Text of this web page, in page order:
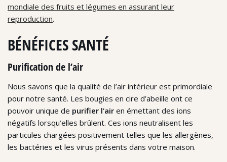
mondiale des fruits et légumes en assurant leur
reproduction.
BÉNÉFICES SANTÉ
Purification de l’air
Nous savons que la qualité de l’air intérieur est primordiale
pour notre santé. Les bougies en cire d’abeille ont ce
pouvoir unique de purifier l’air en émettant des ions
négatifs lorsqu’elles brûlent. Ces ions neutralisent les
particules chargées positivement telles que les allergènes,
les bactéries et les virus présents dans votre maison.